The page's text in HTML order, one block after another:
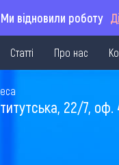
Ми відновили роботу
Статті Про нас
22/7, оф.